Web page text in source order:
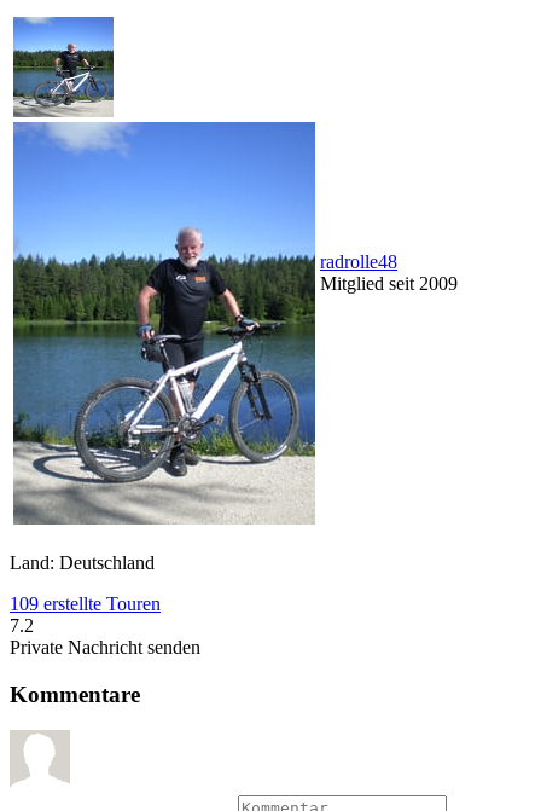
radrolle48
Mitglied seit 2009
Land: Deutschland
109 erstellte Touren
7.2
Private Nachricht senden
Kommentare